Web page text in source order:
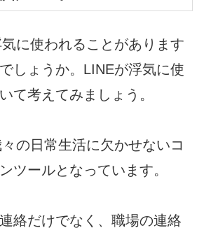
に使われることがあります
しょうか。LINEが浮気に使
て考えてみましょう。
の日常生活に欠かせないコ
ツールとなっています。
絡だけでなく、職場の連絡